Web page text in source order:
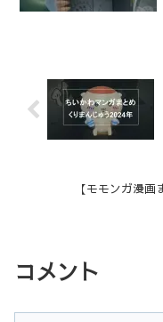
【モモンガ漫
コメント